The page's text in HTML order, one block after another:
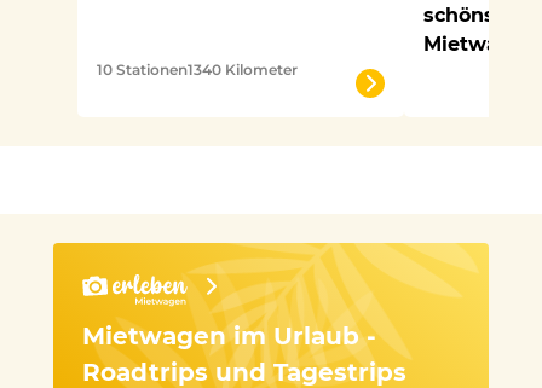
10 Stationen1340 Kilometer
schönsten
Mietwagen
Mietwagen im Urlaub -
Roadtrips und Tagestrips